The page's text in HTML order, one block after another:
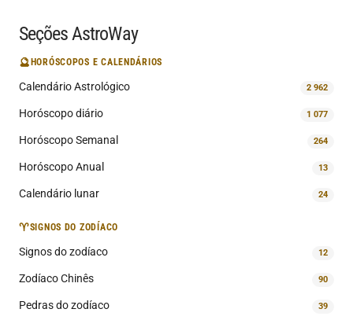
Seções AstroWay
🔮HORÓSCOPOS E CALENDÁRIOS
Calendário Astrológico 2 962
Horóscopo diário 1 077
Horóscopo Semanal 264
Horóscopo Anual 13
Calendário lunar 24
♈SIGNOS DO ZODÍACO
Signos do zodíaco 12
Zodíaco Chinês 90
Pedras do zodíaco 39